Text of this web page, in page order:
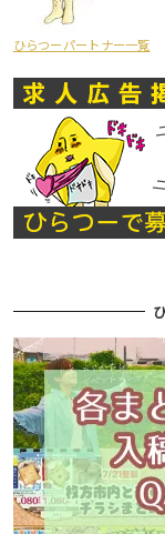
ひらつーパートナー一覧